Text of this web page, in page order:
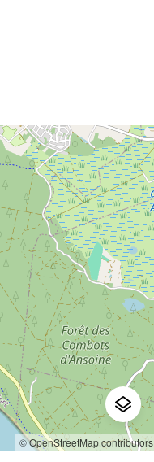
© OpenStreetMap contributors